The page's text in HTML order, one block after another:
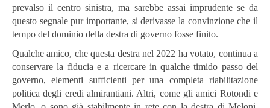
prevalso il centro sinistra, ma sarebbe assai imprudente se da
questo segnale pur importante, si derivasse la convinzione che il
tempo del dominio della destra di governo fosse finito.
Qualche amico, che questa destra nel 2022 ha votato, continua a
conservare la fiducia e a ricercare in qualche timido passo del
governo, elementi sufficienti per una completa riabilitazione
politica degli eredi almirantiani. Altri, come gli amici Rotondi e